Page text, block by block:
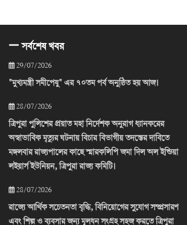
সর্বশেষ খবর
29/07/2026
"মুখ্যমন্ত্রী সমীপেষু" এর ৭০তম পর্ব অনুষ্ঠিত হয় আজ।
28/07/2026
ত্রিপুরা পুলিশের প্রয়াত মহা নির্দেশক অনুরাগ ধ্যানকরের
অস্বাভাবিক মৃত্যুর ঘটনায় বিচার বিভাগীয় তদন্তের দাবিতে
মঙ্গলবার রাজ্যপালের কাছে স্মারকলিপি জমা দিল অল ইন্ডিয়া
লইয়ার্স ইউনিয়ন, ত্রিপুরা রাজ্য কমিটি।
28/07/2026
রাজ্যে আর্থিক সচেতনতা বৃদ্ধি, বিনিয়োগের সুযোগ সম্প্রসারণ
এবং শিল্প ও ব্যবসার জন্য মূলধন সংগ্রহ সহজ করতে ত্রিপুরা